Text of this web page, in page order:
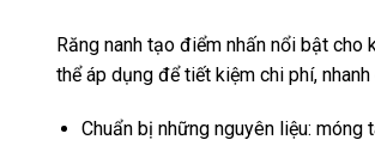
Răng nanh tạo điểm nhấn nổi bật cho
thể áp dụng để tiết kiệm chi phí,
Chuẩn bị những nguyên liệu: